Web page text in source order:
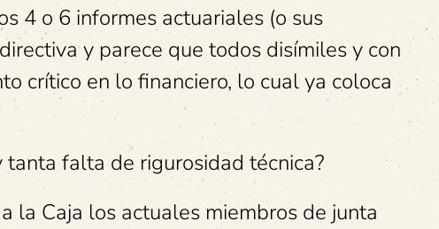
4 o 6 informes actuariales (o sus
y parece que todos disímiles y con
crítico en lo financiero, lo cual ya coloca
falta de rigurosidad técnica?
la Caja los actuales miembros de junta